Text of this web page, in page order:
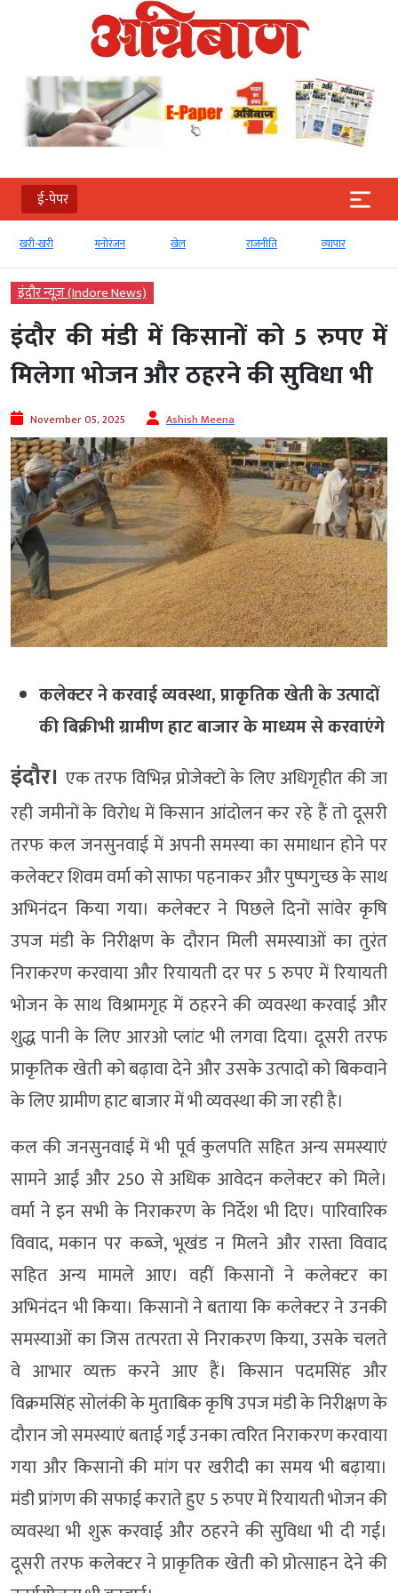
ई-पेपर
खरी-खरी मनोरंजन खेल राजनीति व्‍यापार
इंदौर न्यूज़ (Indore News)
इंदौर की मंडी में किसानों को 5 रुपए में
मिलेगा भोजन और ठहरने की सुविधा भी
November 05, 2025 Ashish Meena
कलेक्टर ने करवाई व्यवस्था, प्राकृतिक खेती के उत्पादों
की बिक्रीभी ग्रामीण हाट बाजार के माध्यम से करवाएंगे
इंदौर।एक तरफ विभिन्न प्रोजेक्टों के लिए अधिगृहीत की जा
रही जमीनों के विरोध में किसान आंदोलन कर रहे हैं तो दूसरी
तरफ कल जनसुनवाई में अपनी समस्या का समाधान होने पर
कलेक्टर शिवम वर्मा को साफा पहनाकर और पुष्पगुच्छ के साथ
अभिनंदन किया गया। कलेक्टर ने पिछले दिनों सांवेर कृषि
उपज मंडी के निरीक्षण के दौरान मिली समस्याओं का तुरंत
निराकरण करवाया और रियायती दर पर 5 रुपए में रियायती
भोजन के साथ विश्रामगृह में ठहरने की व्यवस्था करवाई और
शुद्ध पानी के लिए आरओ प्लांट भी लगवा दिया। दूसरी तरफ
प्राकृतिक खेती को बढ़ावा देने और उसके उत्पादों को बिकवाने
के लिए ग्रामीण हाट बाजार में भी व्यवस्था की जा रही है।
कल की जनसुनवाई में भी पूर्व कुलपति सहित अन्य समस्याएं
सामने आईं और 250 से अधिक आवेदन कलेक्टर को मिले।
वर्मा ने इन सभी के निराकरण के निर्देश भी दिए। पारिवारिक
विवाद, मकान पर कब्जे, भूखंड न मिलने और रास्ता विवाद
सहित अन्य मामले आए। वहीं किसानों ने कलेक्टर का
अभिनंदन भी किया। किसानों ने बताया कि कलेक्टर ने उनकी
समस्याओं का जिस तत्परता से निराकरण किया, उसके चलते
वे आभार व्यक्त करने आए हैं। किसान पदमसिंह और
विक्रमसिंह सोलंकी के मुताबिक कृषि उपज मंडी के निरीक्षण के
दौरान जो समस्याएं बताई गईं उनका त्वरित निराकरण करवाया
गया और किसानों की मांग पर खरीदी का समय भी बढ़ाया।
मंडी प्रांगण की सफाई कराते हुए 5 रुपए में रियायती भोजन की
व्यवस्था भी शुरू करवाई और ठहरने की सुविधा भी दी गई।
दूसरी तरफ कलेक्टर ने प्राकृतिक खेती को प्रोत्साहन देने की